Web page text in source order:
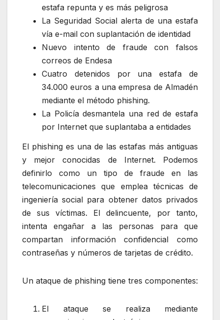
estafa repunta y es más peligrosa
La Seguridad Social alerta de una estafa
vía e-mail con suplantación de identidad
Nuevo intento de fraude con falsos
correos de Endesa
Cuatro detenidos por una estafa de
34.000 euros a una empresa de Almadén
mediante el método phishing.
La Policía desmantela una red de estafa
por Internet que suplantaba a entidades
El phishing es una de las estafas más antiguas
y mejor conocidas de Internet. Podemos
definirlo como un tipo de fraude en las
telecomunicaciones que emplea técnicas de
ingeniería social para obtener datos privados
de sus víctimas. El delincuente, por tanto,
intenta engañar a las personas para que
compartan información confidencial como
contraseñas y números de tarjetas de crédito.
Un ataque de phishing tiene tres componentes:
El ataque se realiza mediante